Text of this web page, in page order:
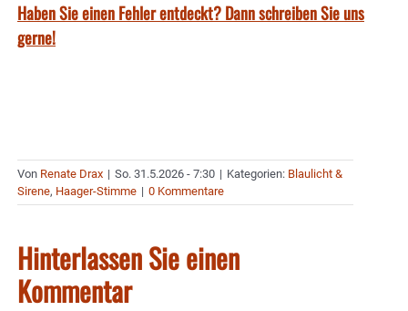
Haben Sie einen Fehler entdeckt? Dann schreiben Sie uns
gerne!
Von Renate Drax | So. 31.5.2026 - 7:30 | Kategorien: Blaulicht &
Sirene, Haager-Stimme | 0 Kommentare
Hinterlassen Sie einen
Kommentar